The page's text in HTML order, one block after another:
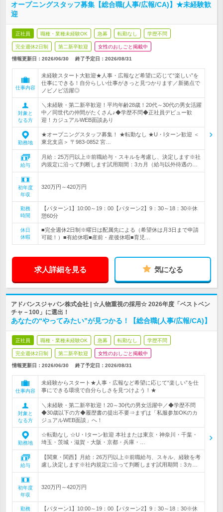
オープニングスタッフ募集【総合職(人事/広報/CA)】★未経験歓
迎
正社員 職種・業種未経験OK 急募 転勤なし 学歴不問
完全週休2日制 第二新卒歓迎 女性のおしごと掲載中
情報更新日：2026/06/30 終了予定日： 2026/08/31
仕事内容
未経験スタート大歓迎★人事・広報など希望に応じて“楽しい”を
仕事にできる！自分らしい仕事がきっと見つかります／新拠点で
ノビノビ活躍◎
対象と
なる方
＼未経験・第二新卒歓迎！平均年齢28歳！20代～30代の男女活躍
中／同世代の仲間がたくさん♪◆学歴不問◆正社員デビュー歓
迎！カジュアルWEB面談あり
勤務地
★オープニングスタッフ募集！ ★転勤なし ★U・Iターン歓迎 ＜
東北支店＞ 〒983-0852 宮…
給与
月給：25万円以上※前職給与・スキルを考慮し、決定します※社
内規定に沿って判断します試用期間：3カ月（給与以外待遇の…
初年度
年収
320万円～420万円
勤務
時間
【パターン1】10:00～19：00【パターン2】9：30～18：30※休
憩60分
休日
休暇
■完全週休2日制※曜日は配属先による（希望休は月3日まで申請
可能！）■有給休暇■産前・産後休暇■育児…
求人詳細を見る 気になる
アドバンスジャパン株式会社 | ☆人物重視の採用☆ 2026年度「ベストベン
チャ－100」に選出！
あなたの“やってみたい”が見つかる！【総合職(人事/広報/CA)】
正社員 職種・業種未経験OK 急募 転勤なし 学歴不問
完全週休2日制 第二新卒歓迎 女性のおしごと掲載中
情報更新日：2026/06/30 終了予定日： 2026/08/31
仕事内容
未経験からスタート★人事・広報など希望に応じて“楽しい”を仕
事にできる環境で自分らしさを見つけよう！★
対象と
なる方
＼未経験・第二新卒歓迎！20～30代の男女活躍中／◆学歴不問
◆30歳以下の方◆履歴書の提出不要⇒まずは「私服参加OKのカ
ジュアルWEB面談」へ！
勤務地
☆転勤なし ☆U・Iターン歓迎 本社または東京・神奈川・千葉・
埼玉・茨城・滋賀・大阪・京都・兵庫・…
給与
【関東・関西】月給：26万円以上※前職給与、スキル、経験を考
慮し決定します※社内規定に沿って判断します試用期間：3カ…
初年度
年収
320万円～420万円
勤務
【パターン1】10:00～19：00【パターン2】9：30～18：30※休